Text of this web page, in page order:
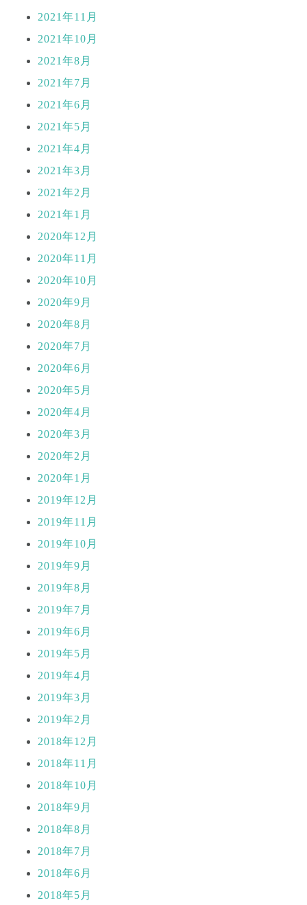
2021年11月
2021年10月
2021年8月
2021年7月
2021年6月
2021年5月
2021年4月
2021年3月
2021年2月
2021年1月
2020年12月
2020年11月
2020年10月
2020年9月
2020年8月
2020年7月
2020年6月
2020年5月
2020年4月
2020年3月
2020年2月
2020年1月
2019年12月
2019年11月
2019年10月
2019年9月
2019年8月
2019年7月
2019年6月
2019年5月
2019年4月
2019年3月
2019年2月
2018年12月
2018年11月
2018年10月
2018年9月
2018年8月
2018年7月
2018年6月
2018年5月